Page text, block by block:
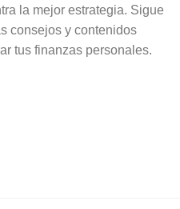
la mejor estrategia. Sigue
consejos y contenidos
tus finanzas personales.